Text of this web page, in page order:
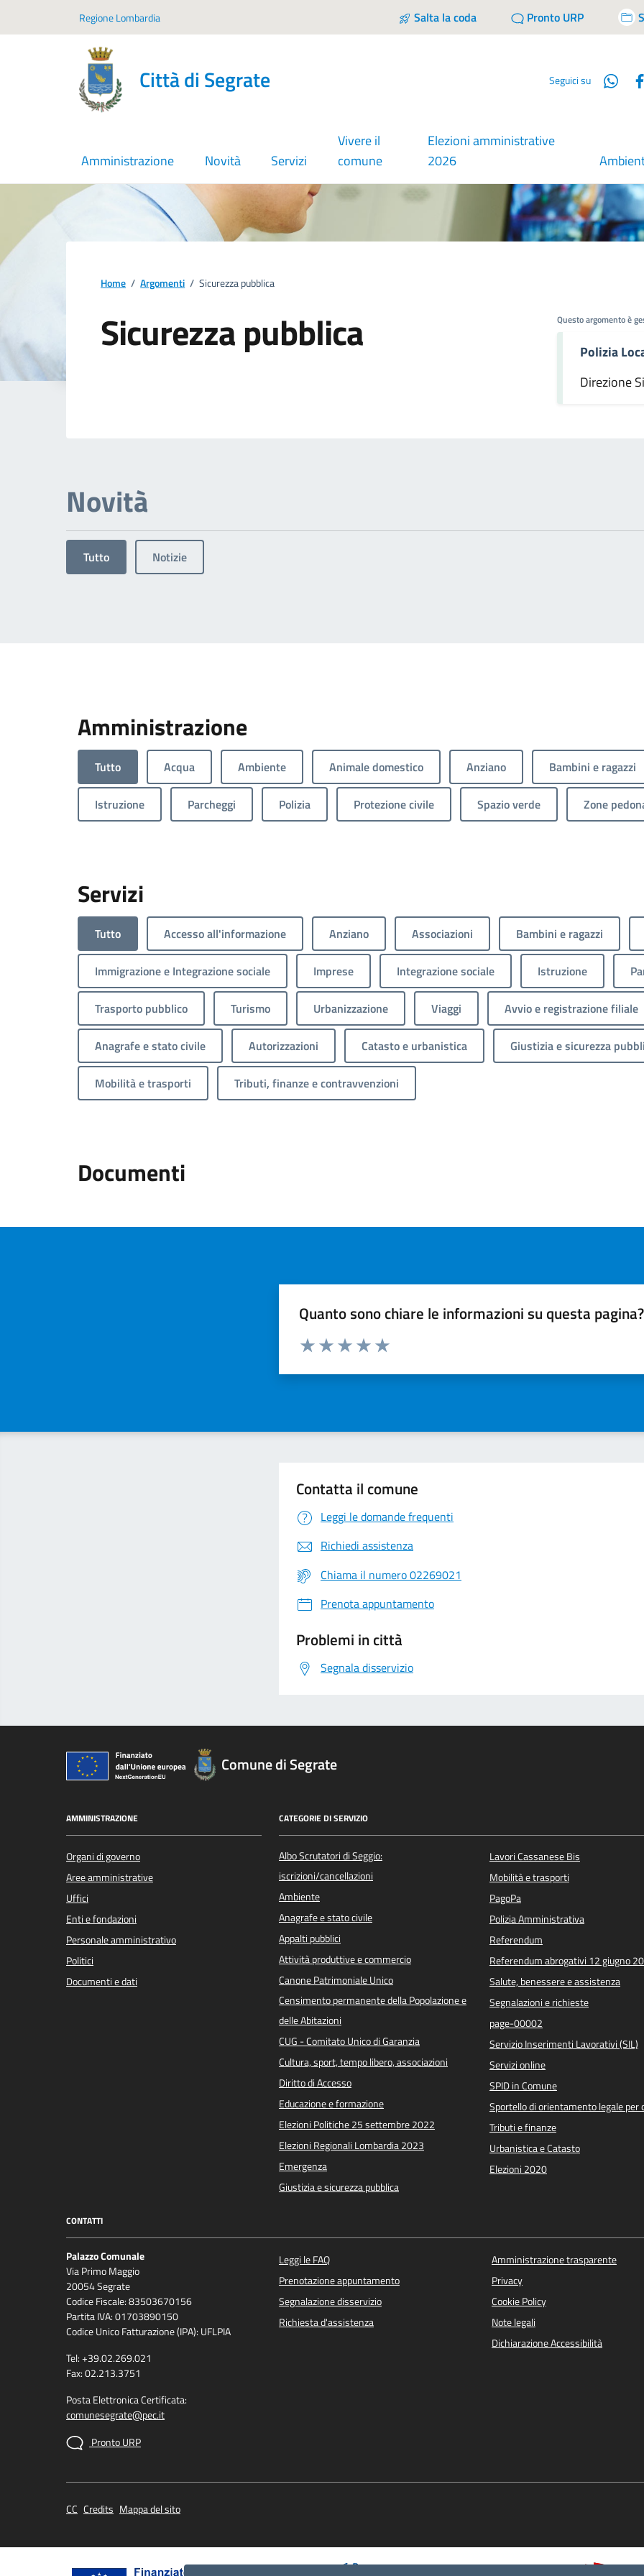
Regione Lombardia Salta la coda Pronto URP
Città di Segrate Seguici su
Amministrazione Novità Servizi
Vivere il
comune
Elezioni amministrative
2026
Home / Argomenti / Sicurezza pubblica
Sicurezza pubblica Questo argomento è
Polizia
Direzione
Novità
Tutto Notizie
Amministrazione
Tutto Acqua Ambiente Animale domestico Anziano Bambini e ragazzi
Istruzione Parcheggi Polizia Protezione civile Spazio verde Zone
Servizi
Tutto Accesso all'informazione Anziano Associazioni Bambini e ragazzi
Immigrazione e Integrazione sociale Imprese Integrazione sociale Istruzione
Trasporto pubblico Turismo Urbanizzazione Viaggi Avvio e registrazione filiale
Anagrafe e stato civile Autorizzazioni Catasto e urbanistica Giustizia e sicurezza
Mobilità e trasporti Tributi, finanze e contravvenzioni
Documenti
Quanto sono chiare le informazioni su questa pagina?
Valuta da 1 a 5 stelle la pagina
Contatta il comune
Leggi le domande frequenti
Richiedi assistenza
Chiama il numero 02269021
Prenota appuntamento
Problemi in città
Segnala disservizio
Comune di Segrate
AMMINISTRAZIONE
Organi di governo
Aree amministrative
Uffici
Enti e fondazioni
Personale amministrativo
Politici
Documenti e dati
CATEGORIE DI SERVIZIO
Albo Scrutatori di Seggio:
iscrizioni/cancellazioni
Ambiente
Anagrafe e stato civile
Appalti pubblici
Attività produttive e commercio
Canone Patrimoniale Unico
Censimento permanente della Popolazione e
delle Abitazioni
CUG - Comitato Unico di Garanzia
Cultura, sport, tempo libero, associazioni
Diritto di Accesso
Educazione e formazione
Elezioni Politiche 25 settembre 2022
Elezioni Regionali Lombardia 2023
Emergenza
Giustizia e sicurezza pubblica
Lavori Cassanese Bis
Mobilità e trasporti
PagoPa
Polizia Amministrativa
Referendum
Referendum abrogativi 12 giugno
Salute, benessere e assistenza
Segnalazioni e richieste
page-00002
Servizio Inserimenti Lavorativi (SIL)
Servizi online
SPID in Comune
Sportello di orientamento legale per
Tributi e finanze
Urbanistica e Catasto
Elezioni 2020
CONTATTI
Palazzo Comunale
Via Primo Maggio
20054 Segrate
Codice Fiscale: 83503670156
Partita IVA: 01703890150
Codice Unico Fatturazione (IPA): UFLPIA
Tel: +39.02.269.021
Fax: 02.213.3751
Posta Elettronica Certificata:
comunesegrate@pec.it
Pronto URP
Leggi le FAQ
Prenotazione appuntamento
Segnalazione disservizio
Richiesta d'assistenza
Amministrazione trasparente
Privacy
Cookie Policy
Note legali
Dichiarazione Accessibilità
CC Credits Mappa del sito